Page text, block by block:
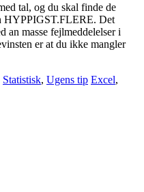
tal, og du skal finde de
HYPPIGST.FLERE. Det
an masse fejlmeddelelser i
er at du ikke mangler
Statistisk, Ugens tip Excel,